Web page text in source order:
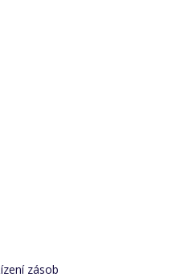
zásob